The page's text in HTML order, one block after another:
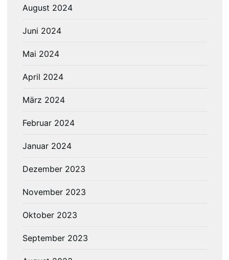
August 2024
Juni 2024
Mai 2024
April 2024
März 2024
Februar 2024
Januar 2024
Dezember 2023
November 2023
Oktober 2023
September 2023